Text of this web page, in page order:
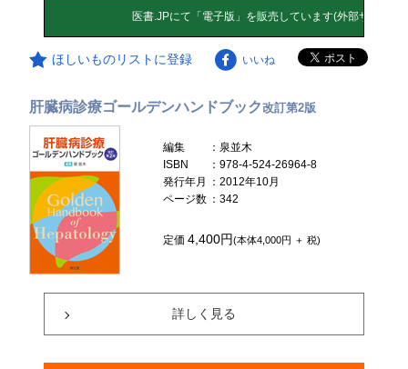
ほしいものリストに登録 いいね
肝臓病診療ゴールデンハンドブック改訂第2版
編集
：泉並木
ISBN
：978-4-524-26964-8
発行年月
：2012年10月
ページ数 ：342
定価4,400円(本体4,000円 ＋ 税)
詳しく見る